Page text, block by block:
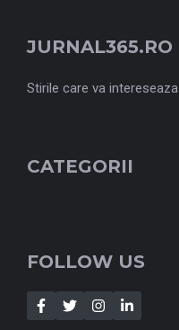
JURNAL365.RO
Stirile care va intereseaza
CATEGORII
FOLLOW US